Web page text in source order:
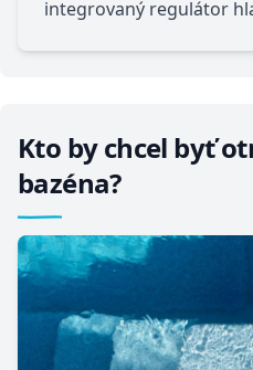
integrovaný regulátor
Kto by chcel byť
bazéna?